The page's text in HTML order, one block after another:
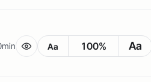
Aa 100% Aa